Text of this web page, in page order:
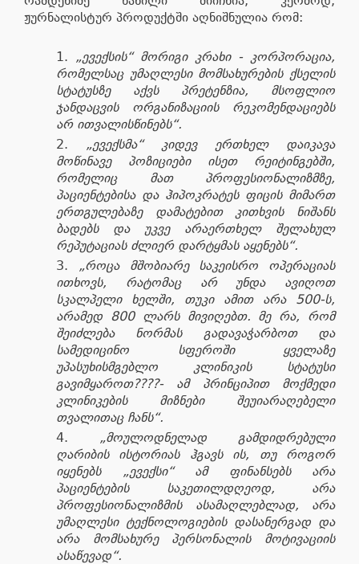
ჟურნალისტურ პროდუქტში აღნიშნულია რომ:
„ევექსის“ მორიგი კრახი - კორპორაცია,
რომელსაც უმაღლესი მომსახურების ქსელის
სტატუსზე აქვს პრეტენზია, მსოფლიო
ჯანდაცვის ორგანიზაციის რეკომენდაციებს
არ ითვალისწინებს“.
„ევექსმა“ კიდევ ერთხელ დაიკავა
მოწინავე პოზიციები ისეთ რეიტინგებში,
რომელიც მათ პროფესიონალიზმზე,
პაციენტებისა და ჰიპოკრატეს ფიცის მიმართ
ერთგულებაზე დამატებით კითხვის ნიშანს
ბადებს და უკვე არაერთხელ შელახულ
რეპუტაციას ძლიერ დარტყმას აყენებს“.
„როცა მშობიარე საკეისრო ოპერაციას
ითხოვს, რატომაც არ უნდა ავიღოთ
სკალპელი ხელში, თუკი ამით არა 500-ს,
არამედ 800 ლარს მივიღებთ. მე რა, რომ
შეიძლება ნორმას გადავაჭარბოთ და
სამედიცინო სფეროში ყველაზე
უპასუხისმგებლო კლინიკის სტატუსი
გავიმყაროთ????- ამ პრინციპით მოქმედი
კლინიკების მიზნები შეუიარაღებელი
თვალითაც ჩანს“.
„მოულოდნელად გამდიდრებული
ღარიბის ისტორიას ჰგავს ის, თუ როგორ
იყენებს „ევექსი“ ამ ფინანსებს არა
პაციენტების საკეთილდღეოდ, არა
პროფესიონალიზმის ასამაღლებლად, არა
უმაღლესი ტექნოლოგიების დასანერგად და
არა მომსახურე პერსონალის მოტივაციის
ასაწევად“.